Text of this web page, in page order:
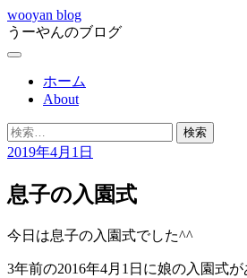
コ
ン
テ
ス
キ
プ
wooyan blog
うーやんのブログ
メ
ホーム
About
検
索:
2019年4月1日
息子の入園式
今日は息子の入園式でした^^
3年前の2016年4月1日に娘の入園式